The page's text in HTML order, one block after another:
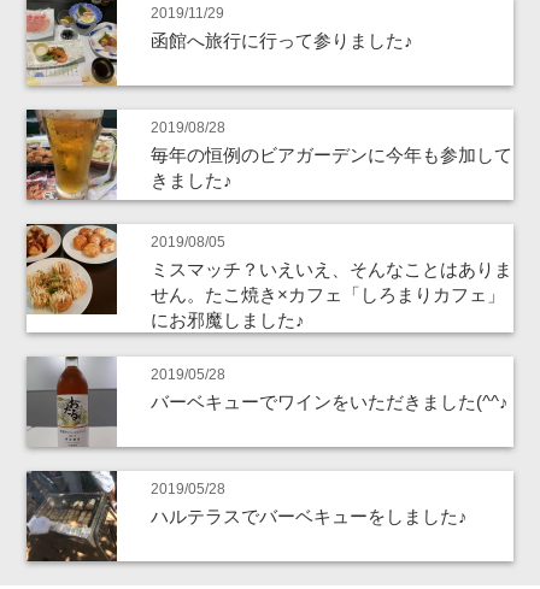
2019/11/29
函館へ旅行に行って参りました♪
2019/08/28
毎年の恒例のビアガーデンに今年も参加して
きました♪
2019/08/05
ミスマッチ？いえいえ、そんなことはありま
せん。たこ焼き×カフェ「しろまりカフェ」
にお邪魔しました♪
2019/05/28
バーベキューでワインをいただきました(^^♪
2019/05/28
ハルテラスでバーベキューをしました♪